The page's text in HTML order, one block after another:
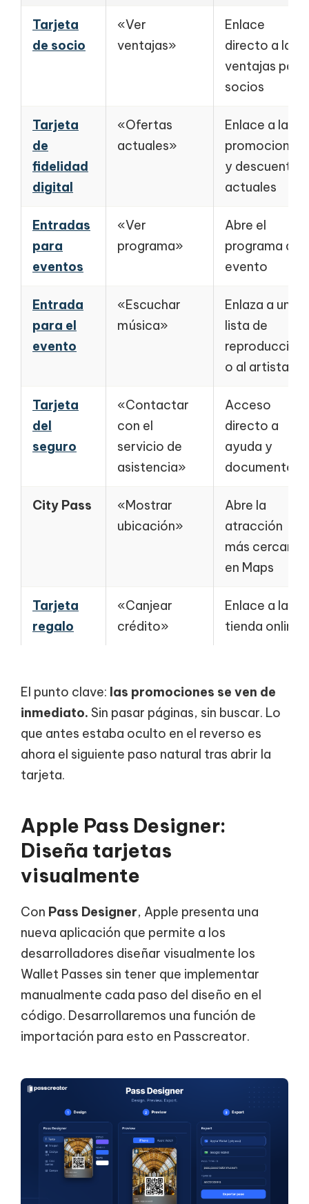
Tarjeta
de socio
«Ver
ventajas»
Enlace
directo a las
ventajas para
socios
Tarjeta
de
fidelidad
digital
«Ofertas
actuales»
Enlace a las
promociones
y descuentos
actuales
Entradas
para
eventos
«Ver
programa»
Abre el
programa del
evento
Entrada
para el
evento
«Escuchar
música»
Enlaza a una
lista de
reproducción
o al artista
Tarjeta
del
seguro
«Contactar
con el
servicio de
asistencia»
Acceso
directo a
ayuda y
documentos
City Pass
«Mostrar
ubicación»
Abre la
atracción
más cercana
en Maps
Tarjeta
regalo
«Canjear
crédito»
Enlace a la
tienda online
El punto clave: las promociones se ven de
inmediato. Sin pasar páginas, sin buscar. Lo
que antes estaba oculto en el reverso es
ahora el siguiente paso natural tras abrir la
tarjeta.
Apple Pass Designer:
Diseña tarjetas
visualmente
Con Pass Designer, Apple presenta una
nueva aplicación que permite a los
desarrolladores diseñar visualmente los
Wallet Passes sin tener que implementar
manualmente cada paso del diseño en el
código. Desarrollaremos una función de
importación para esto en Passcreator.